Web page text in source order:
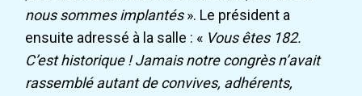
nous sommes implantés». Le président a
ensuite adressé à la salle : « Vous êtes 182.
C’est historique ! Jamais notre congrès n’avait
rassemblé autant de convives, adhérents,